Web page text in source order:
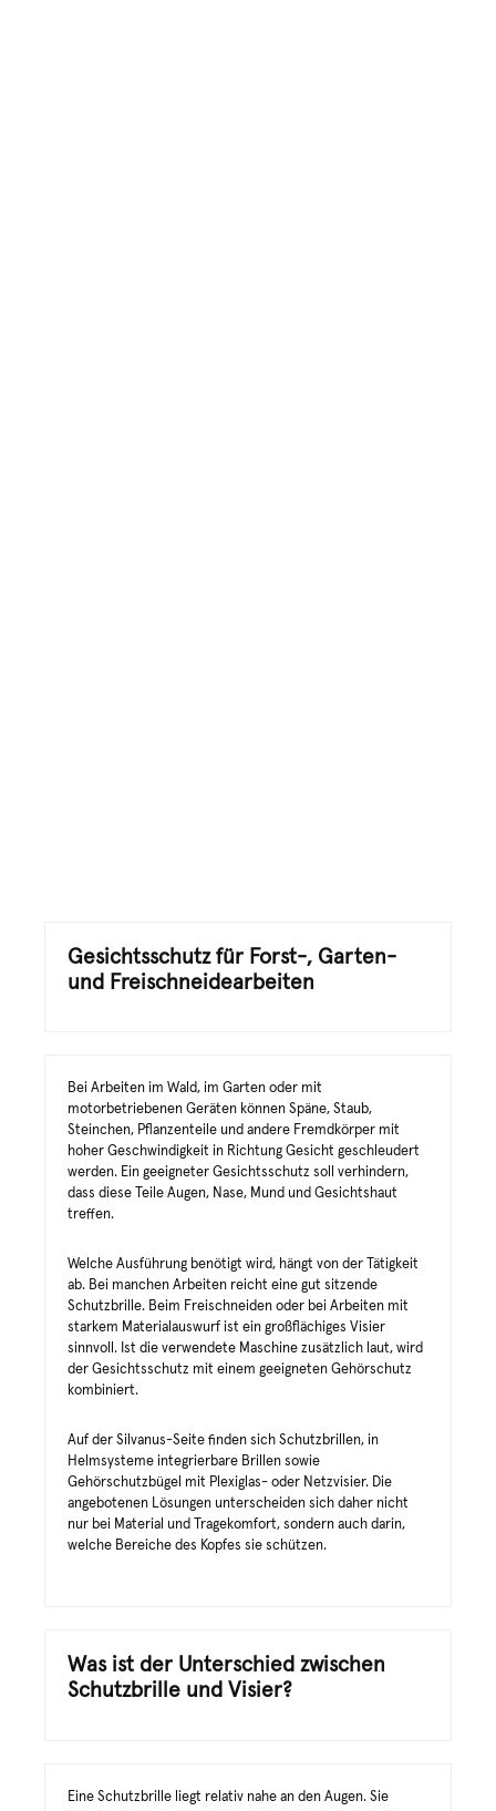
Gesichtsschutz für Forst-, Garten-
und Freischneidearbeiten
Bei Arbeiten im Wald, im Garten oder mit
motorbetriebenen Geräten können Späne, Staub,
Steinchen, Pflanzenteile und andere Fremdkörper mit
hoher Geschwindigkeit in Richtung Gesicht geschleudert
werden. Ein geeigneter Gesichtsschutz soll verhindern,
dass diese Teile Augen, Nase, Mund und Gesichtshaut
treffen.
Welche Ausführung benötigt wird, hängt von der Tätigkeit
ab. Bei manchen Arbeiten reicht eine gut sitzende
Schutzbrille. Beim Freischneiden oder bei Arbeiten mit
starkem Materialauswurf ist ein großflächiges Visier
sinnvoll. Ist die verwendete Maschine zusätzlich laut, wird
der Gesichtsschutz mit einem geeigneten Gehörschutz
kombiniert.
Auf der Silvanus-Seite finden sich Schutzbrillen, in
Helmsysteme integrierbare Brillen sowie
Gehörschutzbügel mit Plexiglas- oder Netzvisier. Die
angebotenen Lösungen unterscheiden sich daher nicht
nur bei Material und Tragekomfort, sondern auch darin,
welche Bereiche des Kopfes sie schützen.
Was ist der Unterschied zwischen
Schutzbrille und Visier?
Eine Schutzbrille liegt relativ nahe an den Augen. Sie